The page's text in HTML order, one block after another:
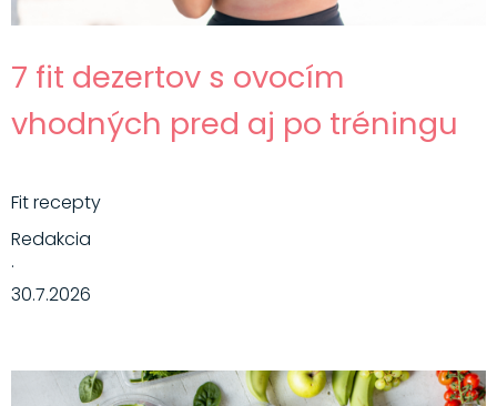
7 fit dezertov s ovocím
vhodných pred aj po tréningu
Fit recepty
Redakcia
·
30.7.2026